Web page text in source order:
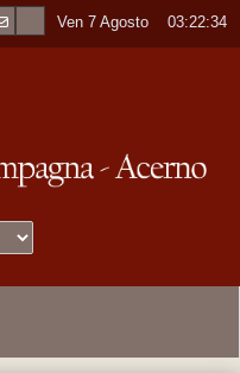
Ven 7 Agosto ----03:22:34